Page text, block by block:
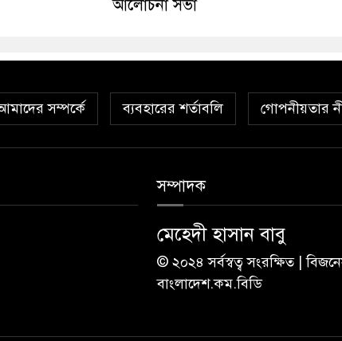
আলোচনা সভা
সম্পর্কে ব্যবহারের শর্তাবলি গোপনীয়তার
সম্পাদক
মেহেদী হাসান বাবু
© ২০২৪ সর্বস্বত্ব সংরক্ষিত |
বাংলাদেশ.কম.বিডি